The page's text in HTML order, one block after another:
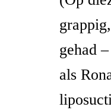
gehad
als